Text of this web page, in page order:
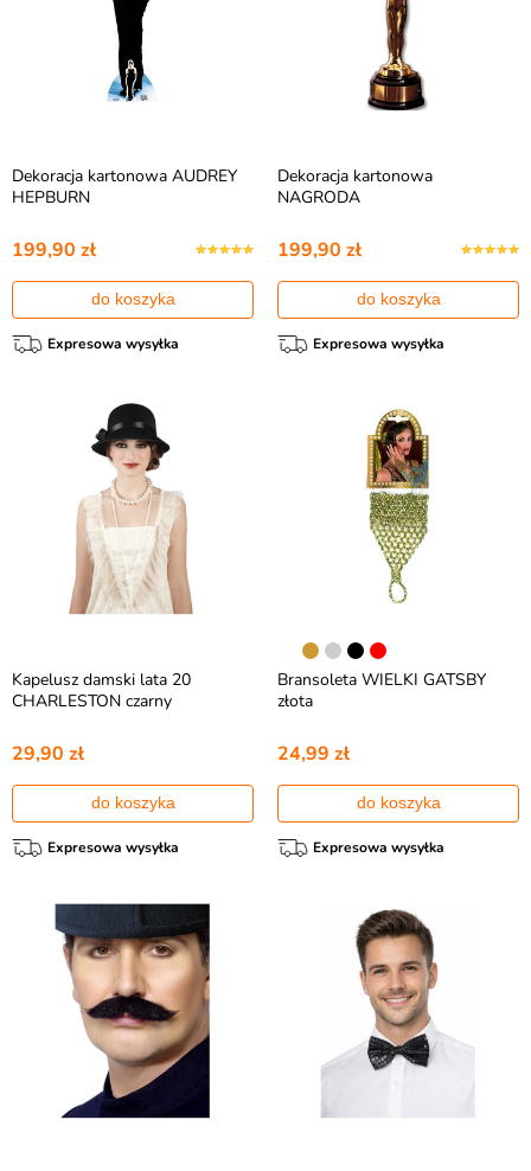
Dekoracja kartonowa AUDREY
HEPBURN
199,90 zł
do koszyka
Expresowa wysyłka
Dekoracja kartonowa
NAGRODA
199,90 zł
do koszyka
Expresowa wysyłka
Kapelusz damski lata 20
CHARLESTON czarny
29,90 zł
do koszyka
Expresowa wysyłka
Bransoleta WIELKI GATSBY
złota
24,99 zł
do koszyka
Expresowa wysyłka